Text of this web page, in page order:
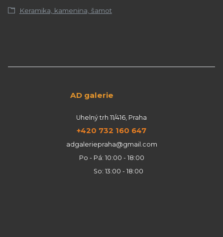
Keramika, kamenina, šamot
AD galerie
Uhelný trh 11/416, Praha
+420 732 160 647
adgaleriepraha@gmail.com
Po - Pá: 10:00 - 18:00
So: 13:00 - 18:00